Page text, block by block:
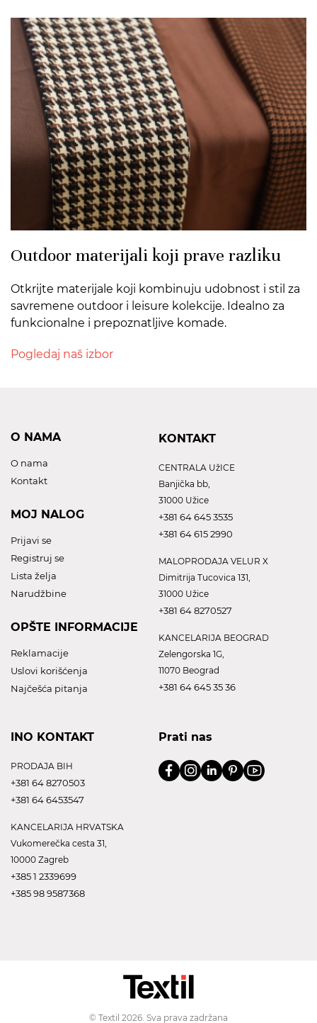
Outdoor materijali koji prave razliku
Otkrijte materijale koji kombinuju udobnost i stil za
savremene outdoor i leisure kolekcije. Idealno za
funkcionalne i prepoznatljive komade.
Pogledaj naš izbor
O NAMA
O nama
Kontakt
MOJ NALOG
Prijavi se
Registruj se
Lista želja
Narudžbine
OPŠTE INFORMACIJE
Reklamacije
Uslovi korišćenja
Najčešća pitanja
KONTAKT
CENTRALA UžICE
Banjička bb,
31000 Užice
+381 64 645 3535
+381 64 615 2990
MALOPRODAJA VELUR X
Dimitrija Tucovica 131,
31000 Užice
+381 64 8270527
KANCELARIJA BEOGRAD
Zelengorska 1G,
11070 Beograd
+381 64 645 35 36
INO KONTAKT
PRODAJA BIH
+381 64 8270503
+381 64 6453547
KANCELARIJA HRVATSKA
Vukomerečka cesta 31,
10000 Zagreb
+385 1 2339699
+385 98 9587368
Prati nas
© Textil 2026. Sva prava zadržana